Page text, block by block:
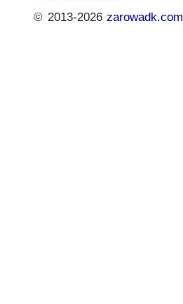
© 2013-2026zarowadk.com